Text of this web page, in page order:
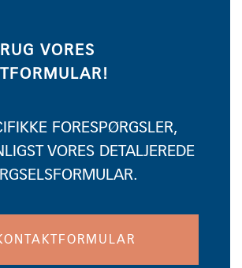
VORES
FORESPØRGSLER,
VORES DETALJEREDE